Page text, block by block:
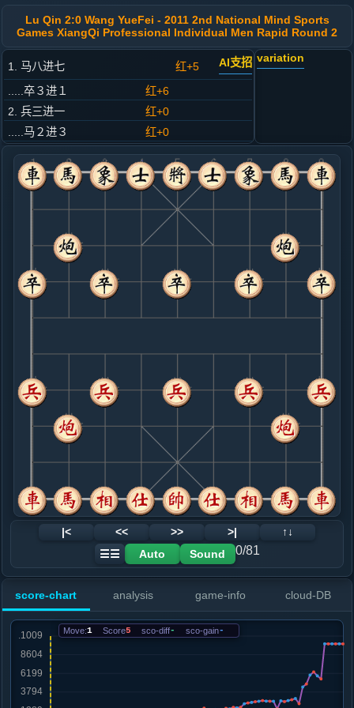
Lu Qin 2:0 Wang YueFei - 2011 2nd National Mind Sports
Games XiangQi Professional Individual Men Rapid Round 2
1. 马八进七 红+5 AI支招
.....卒３进１
红+6
2. 兵三进一
红+0
.....马２进３
红+0
3. 马二进三
红+0
.....车１进１
红+0
4. 车九进一
红+0
.....车１平７
红+0
5. 炮八进四
黑+6
.....卒７进１
6. 炮八平七
黑+4
.....卒７进１
黑+1
7. 炮七进三
黑+12
8. 车九平八
黑+5
.....卒７进１
黑+1
砲２进２
9. 马三退五
黑+9
.....砲２进２
10. 车八进三
黑+14
兵七进一
.....车７进３
黑+9
卒７进１
黑+13
.....卒３进１
黑+3
象７进５
12. 车八平七
黑+5
红+22
象７进５
13. 马七进六
红+22
.....卒９进１
红+715
卒７进１
15. 马五进四
.....车７进２
16. 车七平八
variation
|< << >> >|
↑↓
☰☰
Auto Sound 0/81
score-chart analysis game-info cloud-DB
Move:1 Score5 sco-diff- sco-gain-